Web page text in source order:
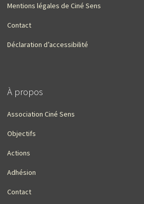
Mentions légales de Ciné Sens
Contact
Déclaration d’accessibilité
À propos
Association Ciné Sens
Objectifs
Actions
Adhésion
Contact